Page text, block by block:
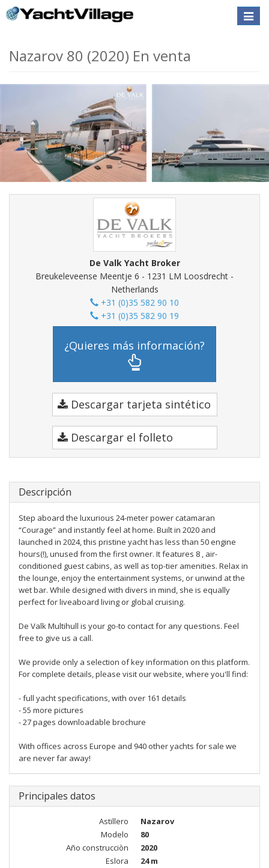
Toggle
Nazarov 80 (2020) En venta
De Valk Yacht Broker
Breukeleveense Meentje 6 - 1231 LM Loosdrecht -
Netherlands
+31 (0)35 582 90 10
+31 (0)35 582 90 19
¿Quieres más información?
Descargar tarjeta sintético
Descargar el folleto
Descripción
Step aboard the luxurious 24-meter power catamaran
“Courage” and instantly feel at home. Built in 2020 and
launched in 2024, this pristine yacht has less than 50 engine
hours(!), unused from the first owner. It features 8 , air-
conditioned guest cabins, as well as top-tier amenities. Relax in
the lounge, enjoy the entertainment systems, or unwind at the
wet bar. While designed with divers in mind, she is equally
perfect for liveaboard living or global cruising.
De Valk Multihull is your go-to contact for any questions. Feel
free to give us a call.
We provide only a selection of key information on this platform.
For complete details, please visit our website, where you'll find:
- full yacht specifications, with over 161 details
- 55 more pictures
- 27 pages downloadable brochure
With offices across Europe and 940 other yachts for sale we
are never far away!
Principales datos
Astillero
Nazarov
Modelo
80
Año construcciòn
2020
Eslora
24 m